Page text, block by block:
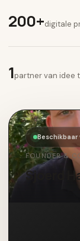
200+digitale
1partner van idee
Beschikbaar
FOUNDER &
Sjoerd